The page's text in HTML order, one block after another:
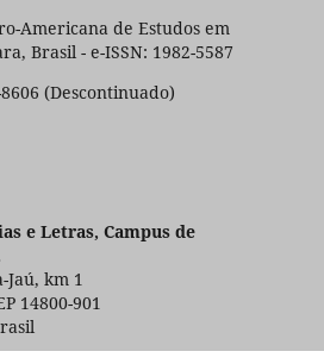
Americana de Estudos em
Brasil - e-ISSN: 1982-5587
(Descontinuado)
e Letras, Campus de
km 1
14800-901